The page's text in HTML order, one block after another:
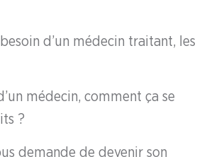
d’un médecin traitant, les
médecin, comment ça se
?
demande de devenir son